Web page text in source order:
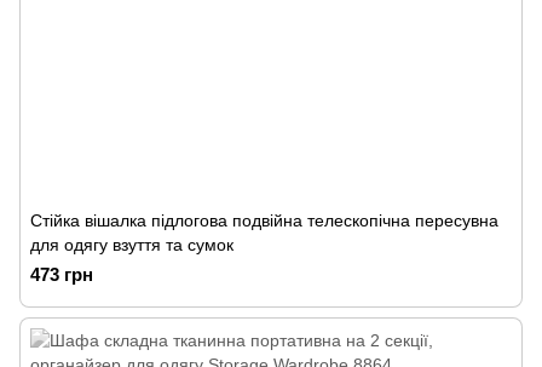
Стійка вішалка підлогова подвійна телескопічна пересувна
для одягу взуття та сумок
473 грн